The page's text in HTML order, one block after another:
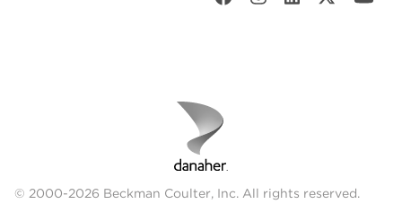
© 2000-2026 Beckman Coulter, Inc. All rights reserved.